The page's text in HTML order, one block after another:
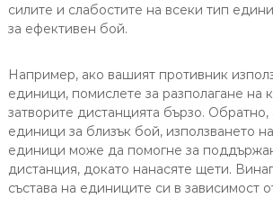
силите и слабостите на всеки тип
за ефективен бой.
Например, ако вашият противник
единици, помислете за разполагане на
затворите дистанцията бързо. Обратно,
единици за близък бой, използването
единици може да помогне за
дистанция, докато нанасяте щети.
състава на единиците си в зависимост